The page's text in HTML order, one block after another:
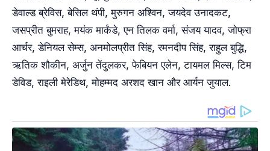
डेवाल्‍ड ब्रेविस, बेसिल थंपी, मुरुगन अश्विन, जयदेव उनादकट,
जसप्रीत बुमराह, मयंक मार्कंडे, एन तिलक वर्मा, संजय यादव, जोफ्रा
आर्चर, डेनियल सेम्‍स, अनमोलप्रीत सिंह, रमनदीप सिंह, राहुल बुद्धि,
ऋतिक शौकीन, अर्जुन तेंदुलकर, फेबियन एलेन, टायमल मिल्‍स, टिम
डेविड, राइली मेरेडिथ, मोहम्‍मद अरशद खान और आर्यन जुयाल.